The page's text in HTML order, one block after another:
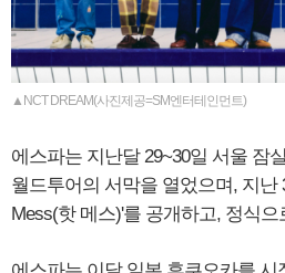
▲NCT DREAM(사진제공=SM엔터테인먼트)
에스파는 지난달 29~30일 서울 잠
월드투어의 서막을 열었으며, 지난
Mess(핫 메스)'를 공개하고, 정식